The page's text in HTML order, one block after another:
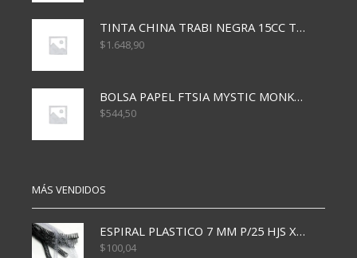
TINTA CHINA TRABI NEGRA 15CC TR3460
$1.648,90
BOLSA PAPEL FTSIA MYSTIC MONKEY 14/08/20
$544,50
MÁS VENDIDOS
ESPIRAL PLASTICO 7 MM P/25 HJS X50x3000
$100,04